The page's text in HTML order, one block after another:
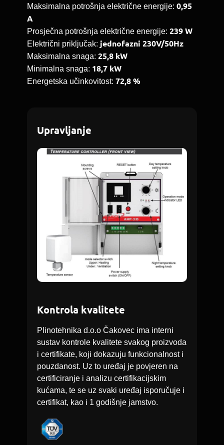
Maksimalna potrošnja električne energije: 0,95
A
Prosječna potrošnja električne energije: 239 W
Električni priključak: jednofazni 230V/50Hz
Maksimalna snaga: 25,8 kW
Minimalna snaga: 18,7 kW
Energetska učinkovitost: 72,8 %
Upravljanje
Kontrola kvalitete
Plinotehnika d.o.o Čakovec ima interni
sustav kontrole kvalitete svakog proizvoda
i certifikate, koji dokazuju funkcionalnost i
pouzdanost. Uz to uređaj je povjeren na
certificiranje i analizu certifikacijskim
kućama, te se uz svaki uređaj isporučuje i
certifikat, kao i 1 godišnje jamstvo.